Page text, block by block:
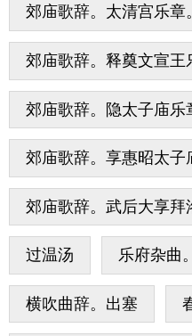
郊庙歌辞。太清宫乐章
郊庙歌辞。释奠文宣王
郊庙歌辞。隐太子庙乐
郊庙歌辞。享惠昭太子
郊庙歌辞。武后大享拜
过温汤 乐府杂曲
横吹曲辞。出塞